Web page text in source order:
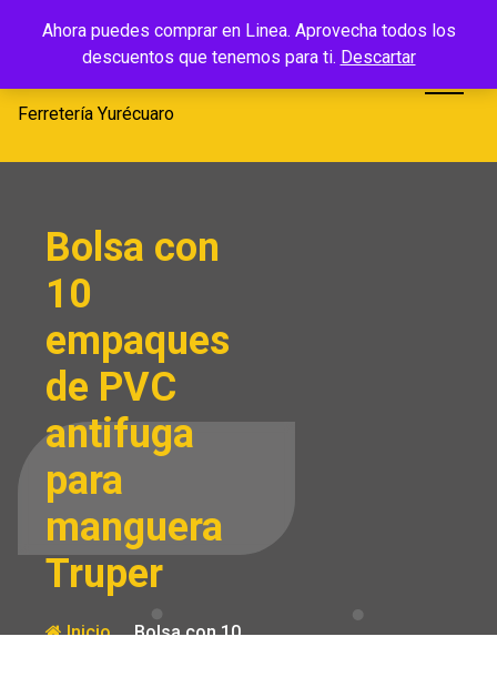
Ahora puedes comprar en Linea. Aprovecha todos los
descuentos que tenemos para ti. Descartar
Ferretería
Yurécuaro
Ferretería Yurécuaro
Bolsa con
10
empaques
de PVC
antifuga
para
manguera
Truper
Inicio
Bolsa con 10